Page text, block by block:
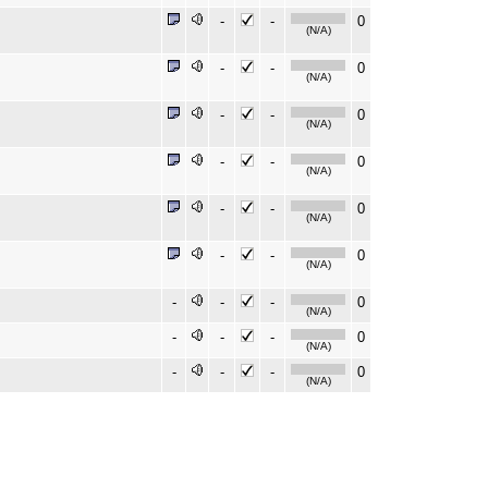
- -
(N/A)
0
- -
(N/A)
0
- -
(N/A)
0
- -
(N/A)
0
- -
(N/A)
0
- -
(N/A)
0
- - -
(N/A)
0
- - -
(N/A)
0
- - -
(N/A)
0